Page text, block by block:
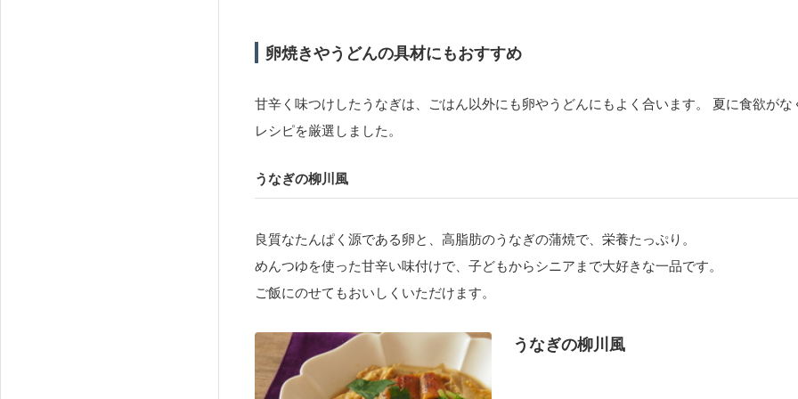
卵焼きやうどんの具材にもおすすめ
甘辛く味つけしたうなぎは、ごはん以外にも卵やうどんにもよく合います。 夏に食欲がな
レシピを厳選しました。
うなぎの柳川風
良質なたんぱく源である卵と、高脂肪のうなぎの蒲焼で、栄養たっぷり。
めんつゆを使った甘辛い味付けで、子どもからシニアまで大好きな一品です。
ご飯にのせてもおいしくいただけます。
うなぎの柳川風